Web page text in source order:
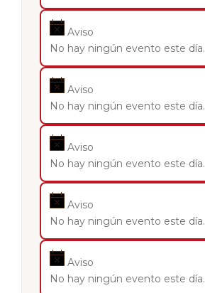
Aviso
No hay ningún evento este día.
Aviso
No hay ningún evento este día.
Aviso
No hay ningún evento este día.
Aviso
No hay ningún evento este día.
Aviso
No hay ningún evento este día.